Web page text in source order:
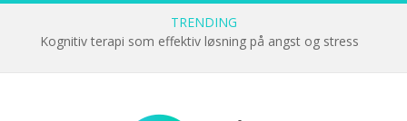
TRENDING
Kognitiv terapi som effektiv løsning på angst og stress